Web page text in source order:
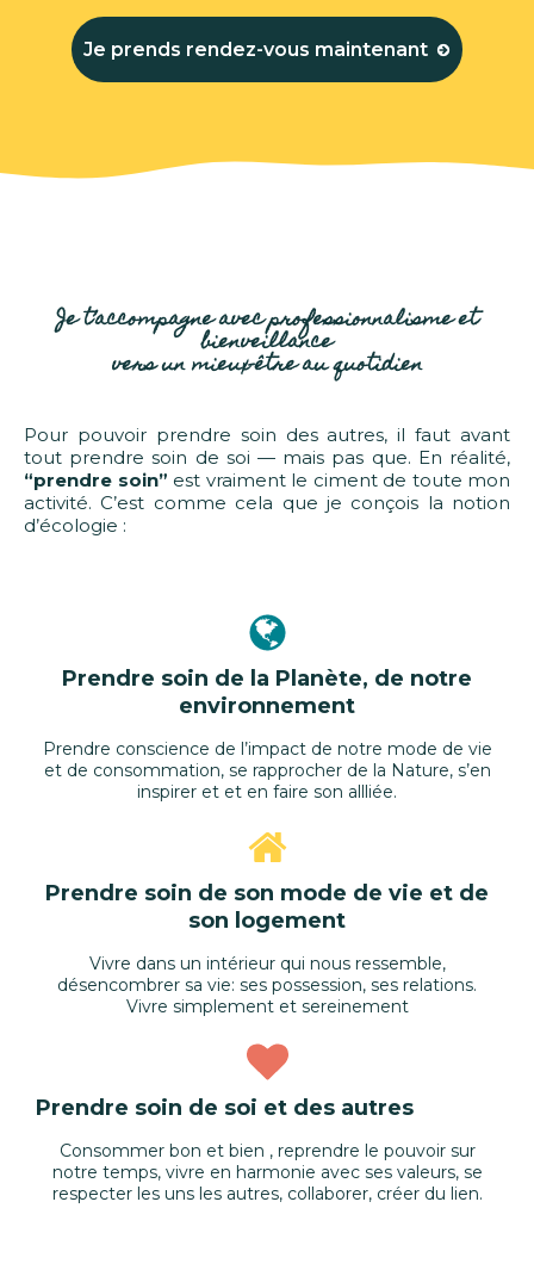
Je prends rendez-vous maintenant
Je t’accompagne avec professionnalisme et
bienveillance
vers un mieux-être au quotidien
Pour pouvoir prendre soin des autres, il faut avant
tout prendre soin de soi — mais pas que. En réalité,
“prendre soin” est vraiment le ciment de toute mon
activité. C’est comme cela que je conçois la notion
d’écologie :
Prendre soin de la Planète, de notre
environnement
Prendre conscience de l’impact de notre mode de vie
et de consommation, se rapprocher de la Nature, s’en
inspirer et et en faire son allliée.
Prendre soin de son mode de vie et de
son logement
Vivre dans un intérieur qui nous ressemble,
désencombrer sa vie: ses possession, ses relations.
Vivre simplement et sereinement
Prendre soin de soi et des autres
Consommer bon et bien , reprendre le pouvoir sur
notre temps, vivre en harmonie avec ses valeurs, se
respecter les uns les autres, collaborer, créer du lien.